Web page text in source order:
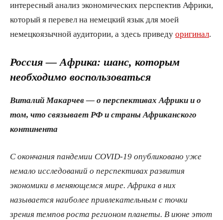
интересный анализ экономических перспектив Африки,
который я перевел на немецкий язык для моей
немецкоязычной аудитории, а здесь приведу оригинал.
Россия — Африка: шанс, которым
необходимо воспользоваться
Виталий Макарчев — о перспективах Африки и о
том, что связывает РФ и страны Африканского
континента
С окончания пандемии COVID-19 опубликовано уже
немало исследований о перспективах развития
экономики в меняющемся мире. Африка в них
называется наиболее привлекательным с точки
зрения темпов роста регионом планеты. В июне этот